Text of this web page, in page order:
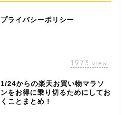
プライバシーポリシー
1973 view
1/24からの楽天お買い物マラソ
ンをお得に乗り切るためにしてお
くことまとめ！